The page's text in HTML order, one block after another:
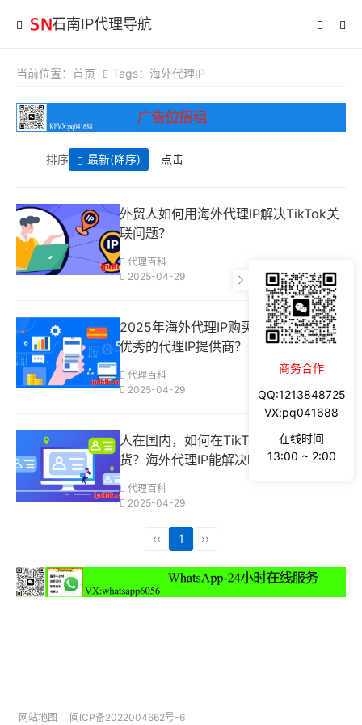
石南IP代理导航
当前位置： 首页 Tags：海外代理IP
排序 最新(降序) 点击
外贸人如何用海外代理IP解决TikTok关
联问题？
代理百科
2025-04-29
2025年海外代理IP购买指南！如何选购
优秀的代理IP提供商？
代理百科
2025-04-29
人在国内，如何在TikTok海外直播带
货？海外代理IP能解决吗？
代理百科
2025-04-29
‹‹ 1 ››
网站地图 闽ICP备2022004662号-6
商务合作
QQ:1213848725
VX:pq041688
在线时间
13:00 ~ 2:00